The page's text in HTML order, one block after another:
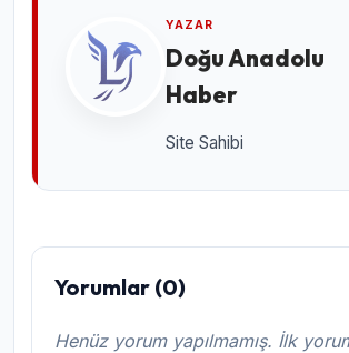
YAZAR
Doğu Anadolu
Haber
Site Sahibi
Yorumlar (0)
Henüz yorum yapılmamış. İlk